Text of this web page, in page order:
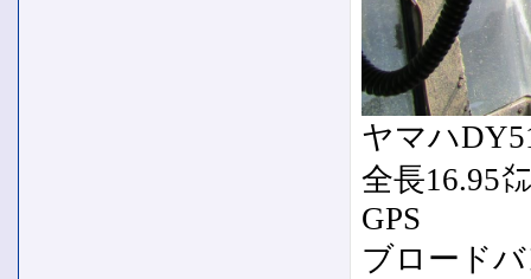
ヤマハ
全長16.95
GPS
ブロード